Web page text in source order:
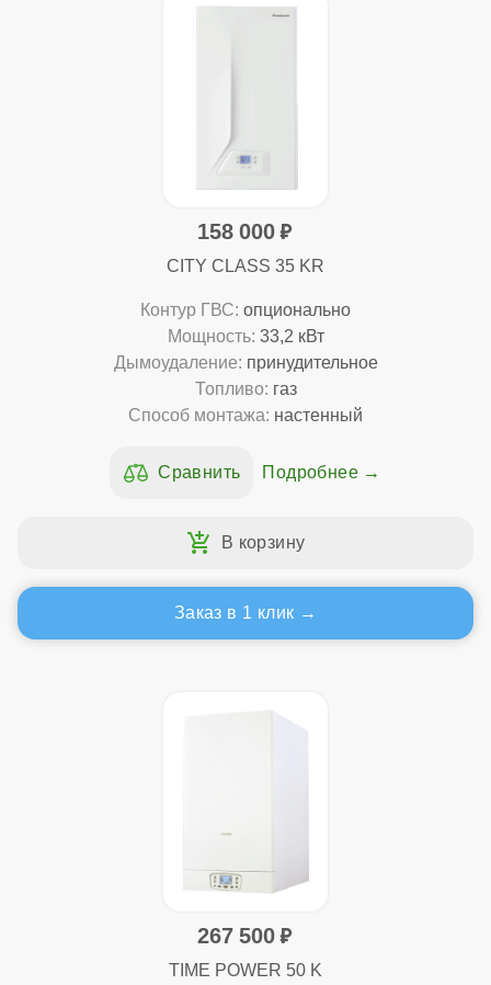
158 000
CITY CLASS 35 KR
Контур ГВС: опционально
Мощность: 33,2 кВт
Дымоудаление: принудительное
Топливо: газ
Способ монтажа: настенный
Подробнее
Заказ в 1 клик
267 500
TIME POWER 50 K